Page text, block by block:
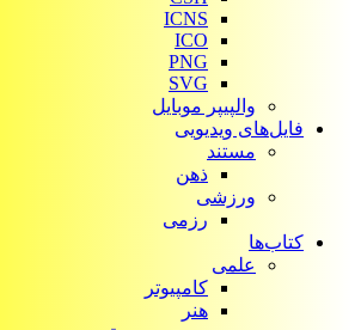
ICNS
ICO
PNG
SVG
والپیپر موبایل
فایل‌های ویدیویی
مستند
ذهن
ورزشی
رزمی
کتاب‌ها
علمی
کامپیوتر
هنر